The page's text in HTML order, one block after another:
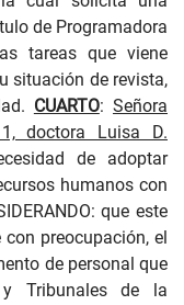
de Programadora
tareas que viene
situación de revista,
CUARTO:Señora
doctora Luisa D.
de adoptar
humanos con
que este
preocupación, el
de personal que
Tribunales de la